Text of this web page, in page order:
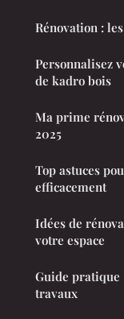
Rénovation :
Personnalisez
de kadro bois
Ma prime
2025
Top astuces
efficacement
Idées de
votre espace
Guide pratique
travaux